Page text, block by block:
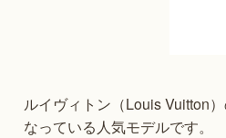
ルイヴィトン（Louis Vuitton
なっている人気モデルです。